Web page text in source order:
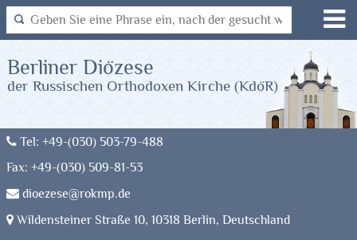
Tel: +49-(030) 503-79-488
Fax: +49-(030) 509-81-53
dioezese@rokmp.de
Wildensteiner Straße 10, 10318 Berlin, Deutschland
Berliner Diözese
der Russischen Orthodoxen Kirche (KdöR)